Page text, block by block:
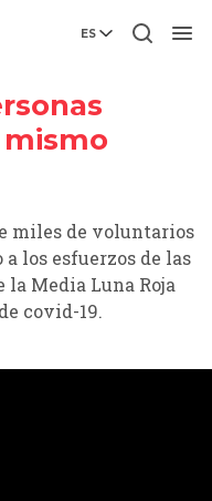
ES
miles de voluntarios
los esfuerzos de las
la Media Luna Roja
covid-19.